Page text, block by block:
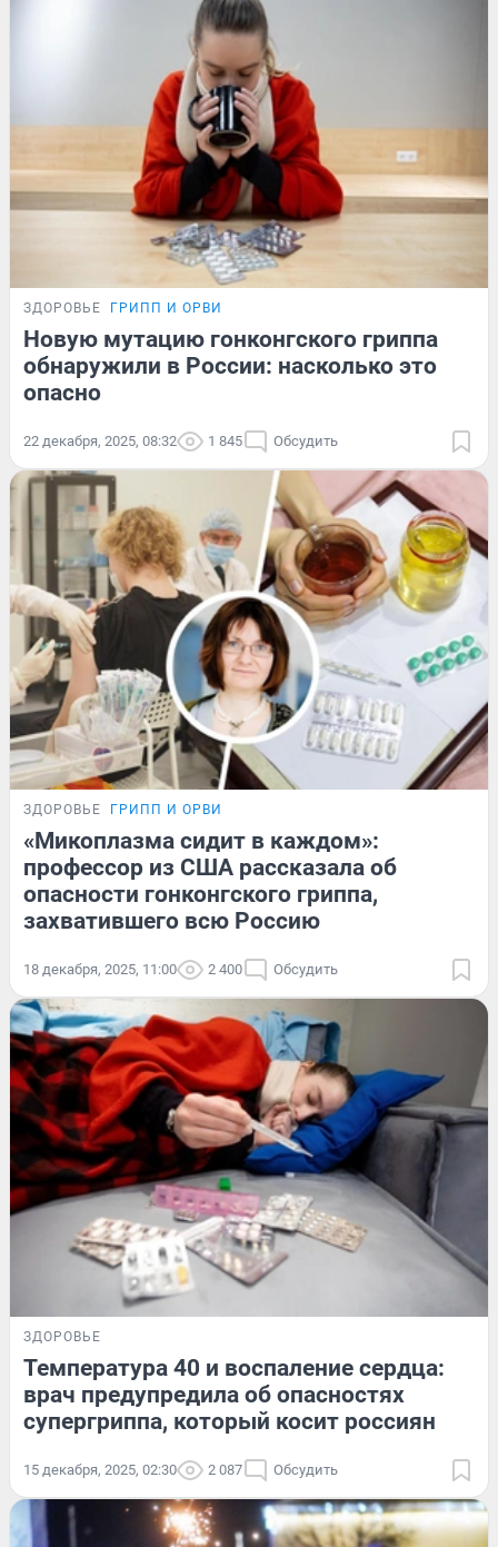
ЗДОРОВЬЕ ГРИПП И ОРВИ
Новую мутацию гонконгского гриппа
обнаружили в России: насколько это
опасно
22 декабря, 2025, 08:32 1 845 Обсудить
ЗДОРОВЬЕ ГРИПП И ОРВИ
«Микоплазма сидит в каждом»:
профессор из США рассказала об
опасности гонконгского гриппа,
захватившего всю Россию
18 декабря, 2025, 11:00 2 400 Обсудить
ЗДОРОВЬЕ
Температура 40 и воспаление сердца:
врач предупредила об опасностях
супергриппа, который косит россиян
15 декабря, 2025, 02:30 2 087 Обсудить